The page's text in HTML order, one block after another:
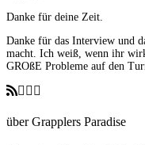
Danke für deine Zeit.
Danke für das Interview und
macht. Ich weiß, wenn ihr
GROßE Probleme auf den
über Grapplers Paradise